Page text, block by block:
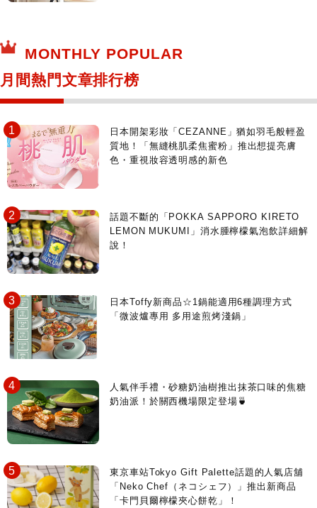
MONTHLY POPULAR
月間熱門文章排行榜
日本開架彩妝「CEZANNE」猶如羽毛般輕盈
質地！「無縫桃肌柔焦蜜粉」推出想提亮膚
色・重視妝容透明感的新色
話題不斷的「POKKA SAPPORO KIRETO
LEMON MUKUMI」消水腫檸檬氣泡飲詳細解
說！
日本Toffy新商品☆1鍋能適用6種調理方式
「微波爐專用 多用途煎烤淺鍋」
人氣伴手禮・砂糖奶油樹推出抹茶口味的焦糖
奶油派！於關西機場限定登場🍵
東京車站Tokyo Gift Palette話題的人氣店舖
「Neko Chef（ネコシェフ）」推出新商品
「卡門貝爾檸檬夾心餅乾」！